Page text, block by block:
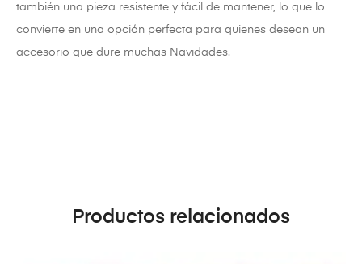
también una pieza resistente y fácil de mantener, lo que lo
convierte en una opción perfecta para quienes desean un
accesorio que dure muchas Navidades.
Productos relacionados